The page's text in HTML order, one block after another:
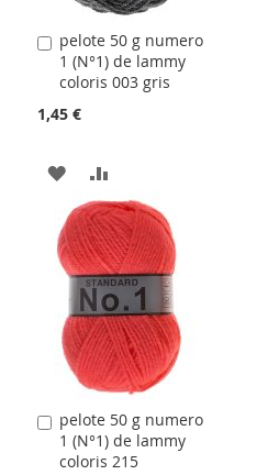
pelote 50 g numero
1 (N°1) de lammy
coloris 003 gris
1,45 €
Ajouter
au
panier
AJOUTER
À
LA
LISTE
D'ACHATS
AU
COMPARATEUR
pelote 50 g numero
1 (N°1) de lammy
coloris 215
Ajouter
au
panier